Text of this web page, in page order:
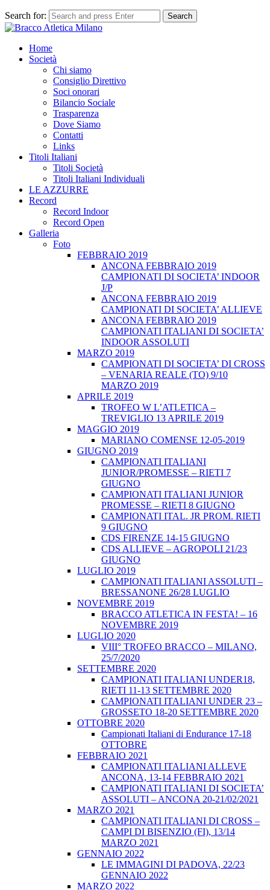
Search for: Search
Home
Società
Chi siamo
Consiglio Direttivo
Soci onorari
Bilancio Sociale
Trasparenza
Dove Siamo
Contatti
Links
Titoli Italiani
Titoli Società
Titoli Italiani Individuali
LE AZZURRE
Record
Record Indoor
Record Open
Galleria
Foto
FEBBRAIO 2019
ANCONA FEBBRAIO 2019
CAMPIONATI DI SOCIETA’ INDOOR
J/P
ANCONA FEBBRAIO 2019
CAMPIONATI DI SOCIETA’ ALLIEVE
ANCONA FEBBRAIO 2019
CAMPIONATI ITALIANI DI SOCIETA’
INDOOR ASSOLUTI
MARZO 2019
CAMPIONATI DI SOCIETA’ DI CROSS
– VENARIA REALE (TO) 9/10
MARZO 2019
APRILE 2019
TROFEO W L’ATLETICA –
TREVIGLIO 13 APRILE 2019
MAGGIO 2019
MARIANO COMENSE 12-05-2019
GIUGNO 2019
CAMPIONATI ITALIANI
JUNIOR/PROMESSE – RIETI 7
GIUGNO
CAMPIONATI ITALIANI JUNIOR
PROMESSE – RIETI 8 GIUGNO
CAMPIONATI ITAL. JR PROM. RIETI
9 GIUGNO
CDS FIRENZE 14-15 GIUGNO
CDS ALLIEVE – AGROPOLI 21/23
GIUGNO
LUGLIO 2019
CAMPIONATI ITALIANI ASSOLUTI –
BRESSANONE 26/28 LUGLIO
NOVEMBRE 2019
BRACCO ATLETICA IN FESTA! – 16
NOVEMBRE 2019
LUGLIO 2020
VIII° TROFEO BRACCO – MILANO,
25/7/2020
SETTEMBRE 2020
CAMPIONATI ITALIANI UNDER18,
RIETI 11-13 SETTEMBRE 2020
CAMPIONATI ITALIANI UNDER 23 –
GROSSETO 18-20 SETTEMBRE 2020
OTTOBRE 2020
Campionati Italiani di Endurance 17-18
OTTOBRE
FEBBRAIO 2021
CAMPIONATI ITALIANI ALLEVE
ANCONA, 13-14 FEBBRAIO 2021
CAMPIONATI ITALIANI DI SOCIETA’
ASSOLUTI – ANCONA 20-21/02/2021
MARZO 2021
CAMPIONATI ITALIANI DI CROSS –
CAMPI DI BISENZIO (FI), 13/14
MARZO 2021
GENNAIO 2022
LE IMMAGINI DI PADOVA, 22/23
GENNAIO 2022
MARZO 2022